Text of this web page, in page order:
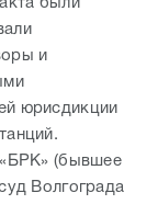
были
и
юрисдикции
(бывшее
Волгограда